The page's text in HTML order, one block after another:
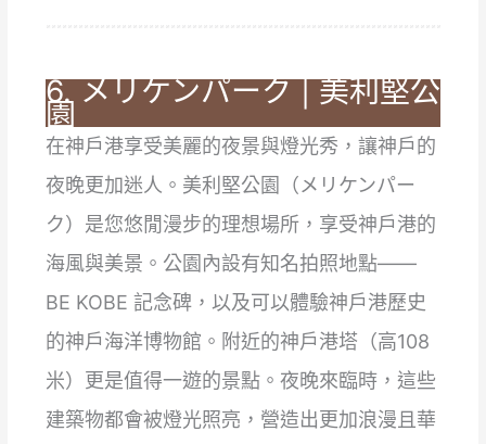
6. メリケンパーク | 美利堅公
園
在神戶港享受美麗的夜景與燈光秀，讓神戶的
夜晚更加迷人。美利堅公園（メリケンパー
ク）是您悠閒漫步的理想場所，享受神戶港的
海風與美景。公園內設有知名拍照地點——
BE KOBE 記念碑，以及可以體驗神戶港歷史
的神戶海洋博物館。附近的神戶港塔（高108
米）更是值得一遊的景點。夜晚來臨時，這些
建築物都會被燈光照亮，營造出更加浪漫且華